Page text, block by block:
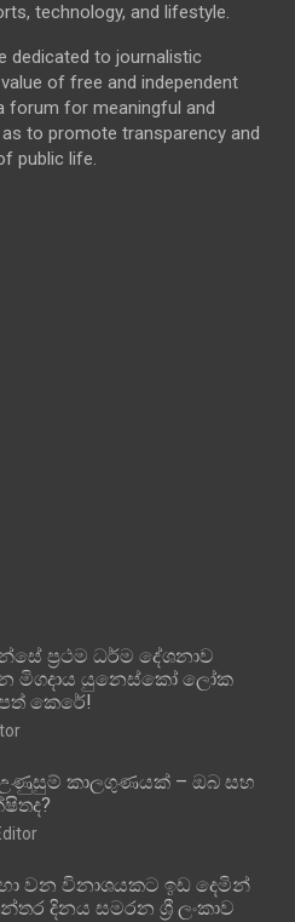
technology, and lifestyle.
dedicated to journalistic
of free and independent
forum for meaningful and
to promote transparency and
public life.
ප්‍රථම ධර්ම දේශනාව
මිගදාය යුනෙස්කෝ ලෝක
කෙරේ!
උණුසුම් කාලගුණයක් – ඔබ සහ
වන විනාශයකට ඉඩ දෙමින්
දිනය සමරන ශ්‍රී ලංකාව